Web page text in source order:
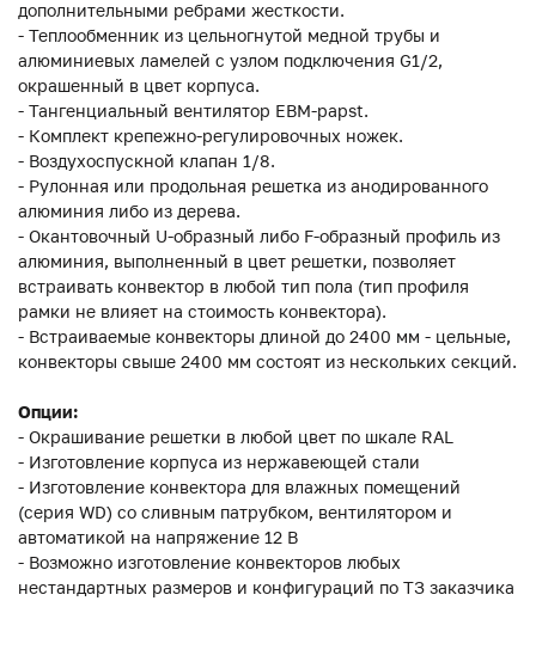
дополнительными ребрами жесткости.
- Теплообменник из цельногнутой медной трубы и
алюминиевых ламелей с узлом подключения G1/2,
окрашенный в цвет корпуса.
- Тангенциальный вентилятор EBM-papst.
- Комплект крепежно-регулировочных ножек.
- Воздухоспускной клапан 1/8.
- Рулонная или продольная решетка из анодированного
алюминия либо из дерева.
- Окантовочный U-образный либо F-образный профиль из
алюминия, выполненный в цвет решетки, позволяет
встраивать конвектор в любой тип пола (тип профиля
рамки не влияет на стоимость конвектора).
- Встраиваемые конвекторы длиной до 2400 мм - цельные,
конвекторы свыше 2400 мм состоят из нескольких секций.
Опции:
- Окрашивание решетки в любой цвет по шкале RAL
- Изготовление корпуса из нержавеющей стали
- Изготовление конвектора для влажных помещений
(серия WD) со сливным патрубком, вентилятором и
автоматикой на напряжение 12 В
- Возможно изготовление конвекторов любых
нестандартных размеров и конфигураций по ТЗ заказчика